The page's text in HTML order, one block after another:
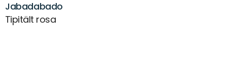
Jabadabado
Tipitält rosa